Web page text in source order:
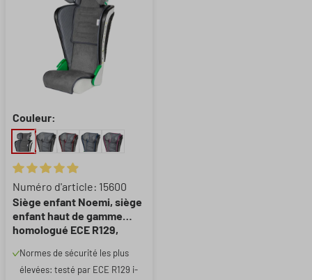
Couleur:
Note moyenne de 4.94 sur 5 étoiles
Numéro d'article: 15600
Siège enfant Noemi, siège
enfant haut de gamme
homologué ECE R129,
pour les voyages
anthracite
Normes de sécurité les plus
élevées: testé par ECE R129 i-